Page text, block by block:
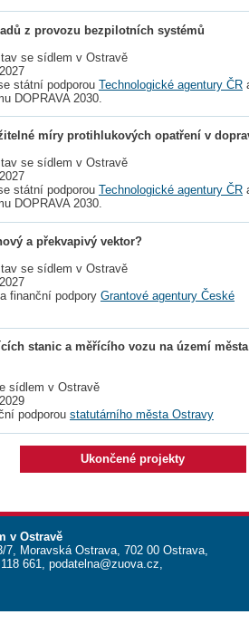
z provozu bezpilotních systémů
se sídlem v Ostravě
státní podporou Technologické agentury ČR
DOPRAVA 2030.
míry protihlukových opatření v
se sídlem v Ostravě
státní podporou Technologické agentury ČR
DOPRAVA 2030.
a překvapivý vektor?
se sídlem v Ostravě
finanční podpory Grantové agentury České
stanic a měřícího vozu na území města
sídlem v Ostravě
podporou statutárního města Ostravy
Ukončené projekty
v Ostravě
7, Moravská Ostrava, 702 00 Ostrava,
661 podatelna@zuova.cz